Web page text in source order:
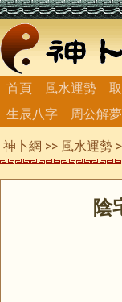
首頁
風水運勢
生辰八字
周公解夢
神卜網 >> 風水運勢
陰